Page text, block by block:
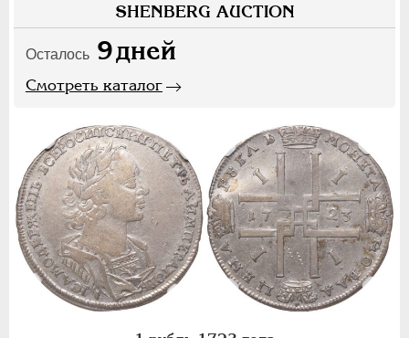
SHENBERG AUCTION
Осталось 9дней
Смотреть каталог